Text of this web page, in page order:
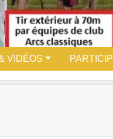
VIDÉOS